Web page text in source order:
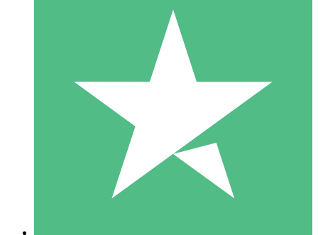
Pacotes de Créditos Individuais
Pague conforme o uso com créditos de download. Sem
1000